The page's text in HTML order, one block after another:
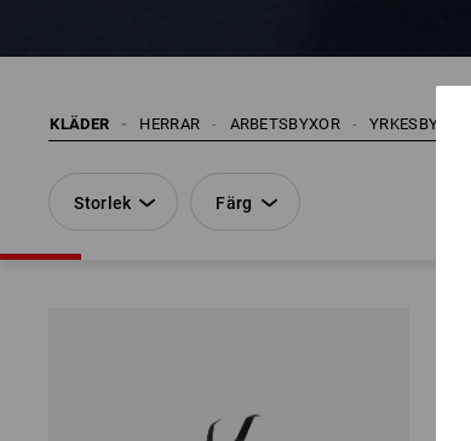
KLÄDER YRKESBYXOR
ARBETSBYXOR
HERRAR
Storlek Färg